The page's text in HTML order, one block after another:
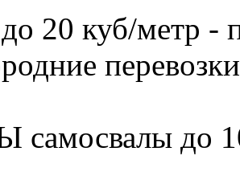
20 куб/метр -
до